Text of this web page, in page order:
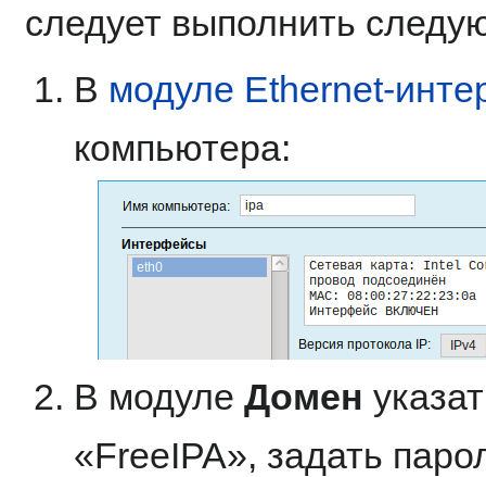
следует выполнить
В модуле Ethernet-
компьютера:
В модуле Домен
«FreeIPA», задать